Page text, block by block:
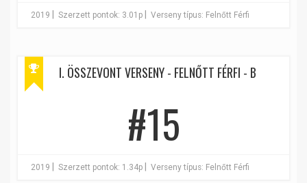
2019 Szerzett pontok: 3.01p Verseny típus: Felnőtt Férfi
I. ÖSSZEVONT VERSENY - FELNŐTT FÉRFI - B
#15
2019 Szerzett pontok: 1.34p Verseny típus: Felnőtt Férfi